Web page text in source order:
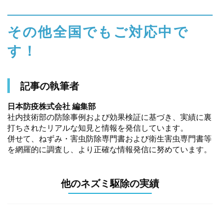
その他全国でもご対応中で
す！
記事の執筆者
日本防疫株式会社 編集部
社内技術部の防除事例および効果検証に基づき、実績に裏
打ちされたリアルな知見と情報を発信しています。
併せて、ねずみ・害虫防除専門書および衛生害虫専門書等
を網羅的に調査し、より正確な情報発信に努めています。
他のネズミ駆除の実績